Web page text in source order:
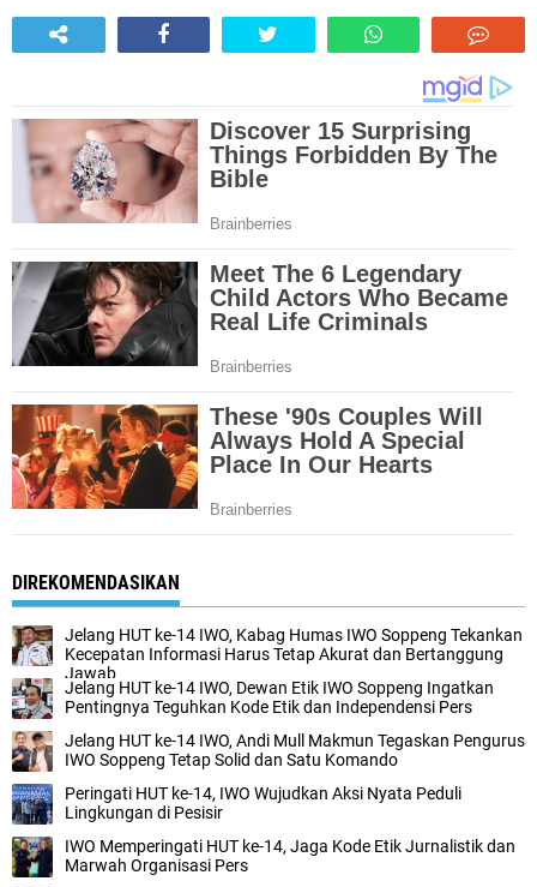
DIREKOMENDASIKAN
Jelang HUT ke-14 IWO, Kabag Humas IWO Soppeng Tekankan
Kecepatan Informasi Harus Tetap Akurat dan Bertanggung
Jawab
Jelang HUT ke-14 IWO, Dewan Etik IWO Soppeng Ingatkan
Pentingnya Teguhkan Kode Etik dan Independensi Pers
Jelang HUT ke-14 IWO, Andi Mull Makmun Tegaskan Pengurus
IWO Soppeng Tetap Solid dan Satu Komando
Peringati HUT ke-14, IWO Wujudkan Aksi Nyata Peduli
Lingkungan di Pesisir
IWO Memperingati HUT ke-14, Jaga Kode Etik Jurnalistik dan
Marwah Organisasi Pers